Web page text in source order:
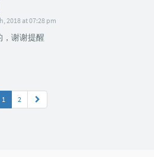
2018 at 07:28 pm
，谢谢提醒
1 2